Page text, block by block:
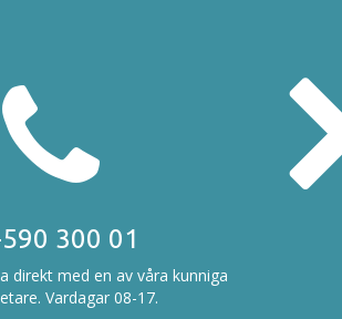
300 01
direkt med en av våra kunniga
Vardagar 08-17.